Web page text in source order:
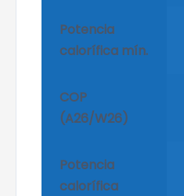
Potencia
calorífica mín.
COP
(A26/W26)
Potencia
calorífica